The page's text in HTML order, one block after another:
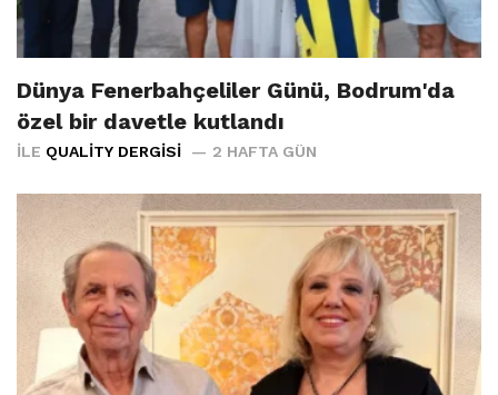
Dünya Fenerbahçeliler Günü, Bodrum'da
özel bir davetle kutlandı
İLE QUALITY DERGISI 2 HAFTA GÜN